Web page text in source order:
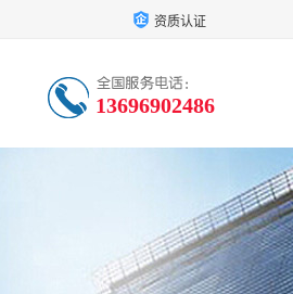
资质认证
13696902486